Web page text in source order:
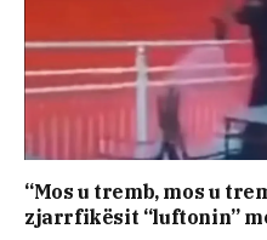
“Mos u tremb, mos u
zjarrfikësit “luftonin”